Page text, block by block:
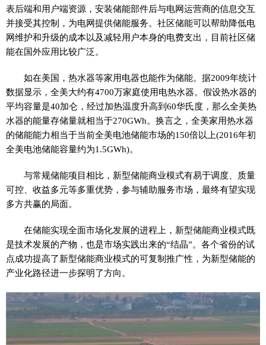
表后端和用户端资源，安装储能部件后与电网运营商的信息交互
并接受其控制，为电网提供储能服务。社区储能可以帮助降低电
网维护和升级的成本以及减轻用户本身的电费支出，目前社区储
能在国外应用比较广泛。
如在美国，热水器等家用电器也能作为储能。据2009年统计
数据显示，全美大约有4700万家庭使用电热水器。假设热水器的
平均容量是40加仑，经过加热温度升高到60华氏度，那么全美热
水器的能量存储量就相当于270GWh。换言之，全美家用热水器
的储能能力相当于当前全美电池储能市场的150倍以上(2016年初
全美电池储能容量约为1.5GWh)。
与常规储能项目相比，新型储能商业模式有易于调度、质量
可控、收益多元等多重优势，参与辅助服务市场，最终有望实现
多方共赢的局面。
在储能实现全面市场化发展的进程上，新型储能商业模式既
是技术发展的产物，也是市场实践出来的“结晶”。各个省份的试
点成功提高了新型储能商业模式的可复制推广性 ，为新型储能的
产业化路径进一步探明了方向。